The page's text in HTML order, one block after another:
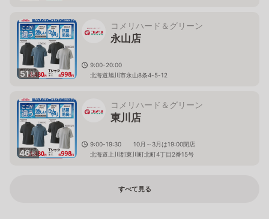
51枚
コメリハード＆グリーン
永山店
9:00-20:00
北海道旭川市永山8条4-5-12
46枚
コメリハード＆グリーン
東川店
9:00-19:30 10月～3月は19:00閉店
北海道上川郡東川町北町4丁目2番15号
すべて見る